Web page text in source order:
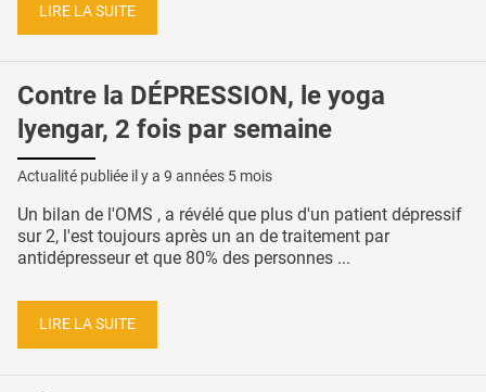
LIRE LA SUITE
Contre la DÉPRESSION, le yoga
lyengar, 2 fois par semaine
Actualité publiée il y a 9 années 5 mois
Un bilan de l'OMS , a révélé que plus d'un patient dépressif
sur 2, l'est toujours après un an de traitement par
antidépresseur et que 80% des personnes ...
LIRE LA SUITE